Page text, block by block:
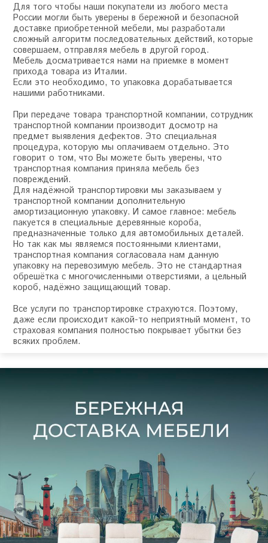
Для того чтобы наши покупатели из любого места
России могли быть уверены в бережной и безопасной
доставке приобретенной мебели, мы разработали
сложный алгоритм последовательных действий, которые
совершаем, отправляя мебель в другой город.
Мебель досматривается нами на приемке в момент
прихода товара из Италии.
Если это необходимо, то упаковка дорабатывается
нашими работниками.
При передаче товара транспортной компании, сотрудник
транспортной компании производит досмотр на
предмет выявления дефектов. Это специальная
процедура, которую мы оплачиваем отдельно. Это
говорит о том, что Вы можете быть уверены, что
транспортная компания приняла мебель без
повреждений.
Для надёжной транспортировки мы заказываем у
транспортной компании дополнительную
амортизационную упаковку. И самое главное: мебель
пакуется в специальные деревянные короба,
предназначенные только для автомобильных деталей.
Но так как мы являемся постоянными клиентами,
транспортная компания согласовала нам данную
упаковку на перевозимую мебель. Это не стандартная
обрешётка с многочисленными отверстиями, а цельный
короб, надёжно защищающий товар.
Все услуги по транспортировке страхуются. Поэтому,
даже если происходит какой-то неприятный момент, то
страховая компания полностью покрывает убытки без
всяких проблем.